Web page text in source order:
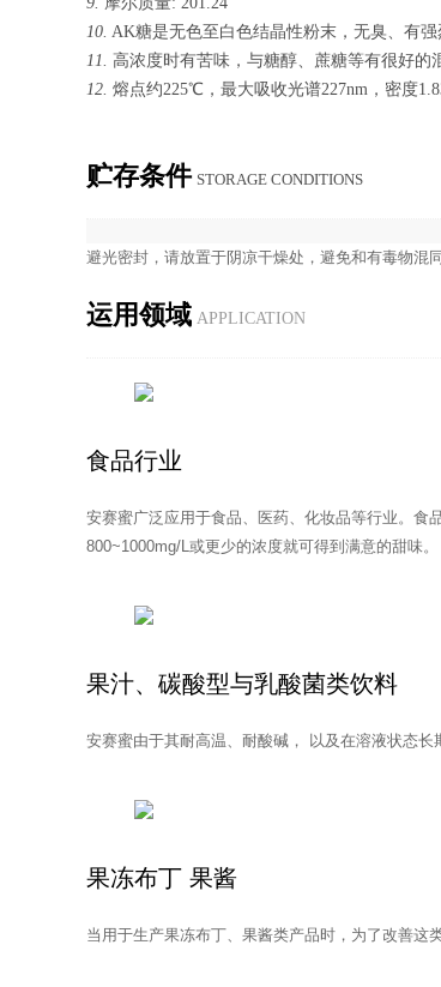
10. AK糖是无色至白色结晶性粉末，无臭、有
11. 高浓度时有苦味，与糖醇、蔗糖等有很好的
12. 熔点约225℃，最大吸收光谱227nm，密度
贮存条件 STOR­AGE CON­DI­TIONS
避光密封，请放置于阴凉干燥处，避免和有毒物混同
运用领域 AP­PLI­CA­TION
食品行业
安赛蜜广泛应用于食品、医药、化妆品等行业。食
800~1000mg/L或更少的浓度就可得到满意的甜味。
果汁、碳酸型与乳酸菌类饮料
安赛蜜由于其耐高温、耐酸碱， 以及在溶液状态
果冻布丁 果酱
当用于生产果冻布丁、果酱类产品时，为了改善这